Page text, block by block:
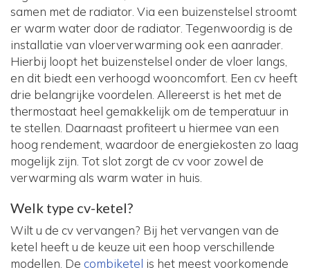
samen met de radiator. Via een buizenstelsel stroomt
er warm water door de radiator. Tegenwoordig is de
installatie van vloerverwarming ook een aanrader.
Hierbij loopt het buizenstelsel onder de vloer langs,
en dit biedt een verhoogd wooncomfort. Een cv heeft
drie belangrijke voordelen. Allereerst is het met de
thermostaat heel gemakkelijk om de temperatuur in
te stellen. Daarnaast profiteert u hiermee van een
hoog rendement, waardoor de energiekosten zo laag
mogelijk zijn. Tot slot zorgt de cv voor zowel de
verwarming als warm water in huis.
Welk type cv-ketel?
Wilt u de cv vervangen? Bij het vervangen van de
ketel heeft u de keuze uit een hoop verschillende
modellen. De combiketel is het meest voorkomende